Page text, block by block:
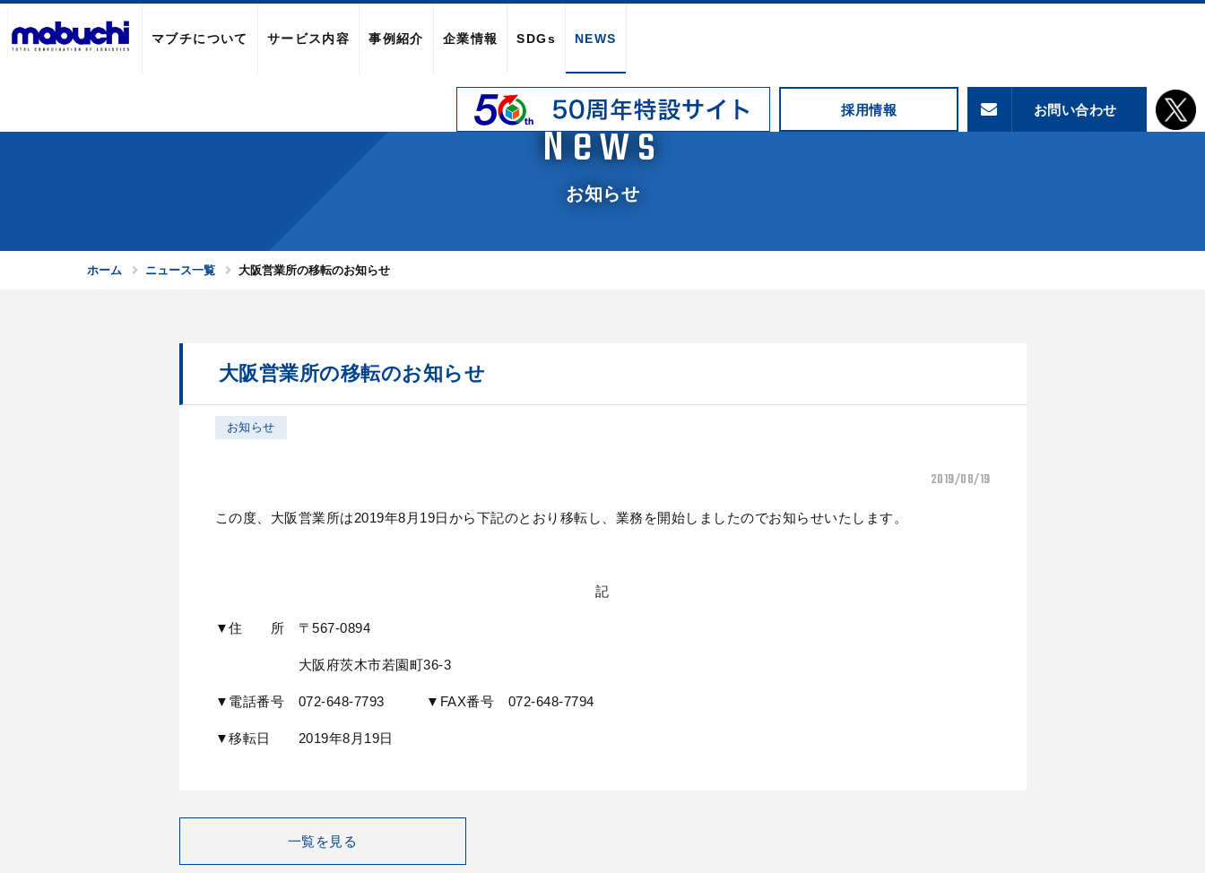
マブチについて サービス内容 事例紹介 企業情報 SDGs NEWS
お問い合わせ
採用情報
News
お知らせ
ホーム ニュース一覧 大阪営業所の移転のお知らせ
大阪営業所の移転のお知らせ
お知らせ
2019/08/19
この度、大阪営業所は2019年8月19日から下記のとおり移転し、業務を開始しましたのでお知らせいたします。
記
▼住 所 〒567-0894
大阪府茨木市若園町36-3
▼電話番号 072-648-7793 ▼FAX番号 072-648-7794
▼移転日 2019年8月19日
一覧を見る